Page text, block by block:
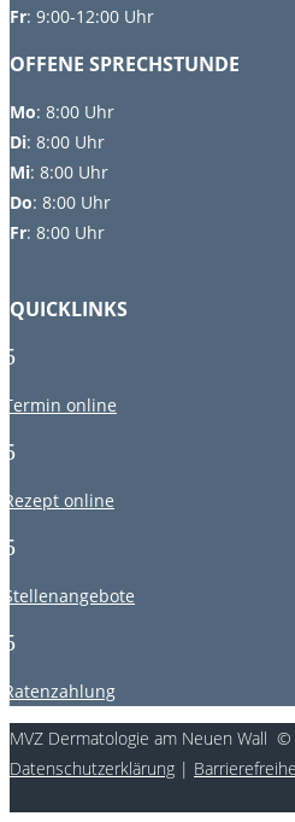
Fr: 9:00-12:00 Uhr
OFFENE SPRECHSTUNDE
Mo: 8:00 Uhr
Di: 8:00 Uhr
Mi: 8:00 Uhr
Do: 8:00 Uhr
Fr: 8:00 Uhr
QUICKLINKS
5
Termin online
5
Rezept online
5
Stellenangebote
5
Ratenzahlung
MVZ Dermatologie am Neuen Wall ©
Datenschutzerklärung |